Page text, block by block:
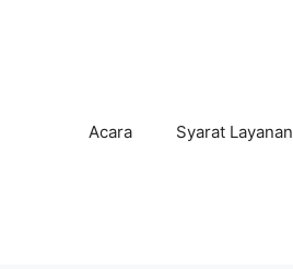
Acara Syarat Layanan